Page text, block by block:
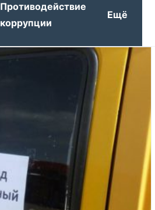
Противодействие
коррупции
Ещё